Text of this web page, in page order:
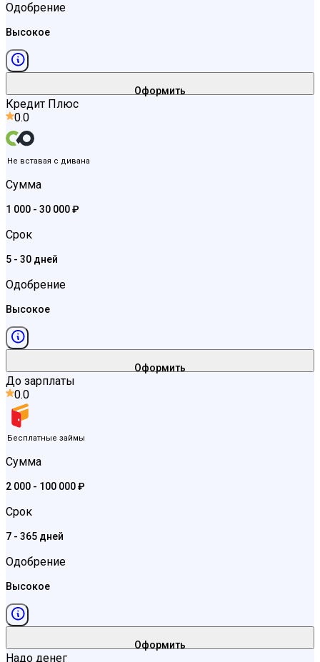
Одобрение
Высокое
Оформить
Кредит Плюс
0.0
Не вставая с дивана
Сумма
1 000 - 30 000 ₽
Срок
5 - 30 дней
Одобрение
Высокое
Оформить
До зарплаты
0.0
Бесплатные займы
Сумма
2 000 - 100 000 ₽
Срок
7 - 365 дней
Одобрение
Высокое
Оформить
Надо денег